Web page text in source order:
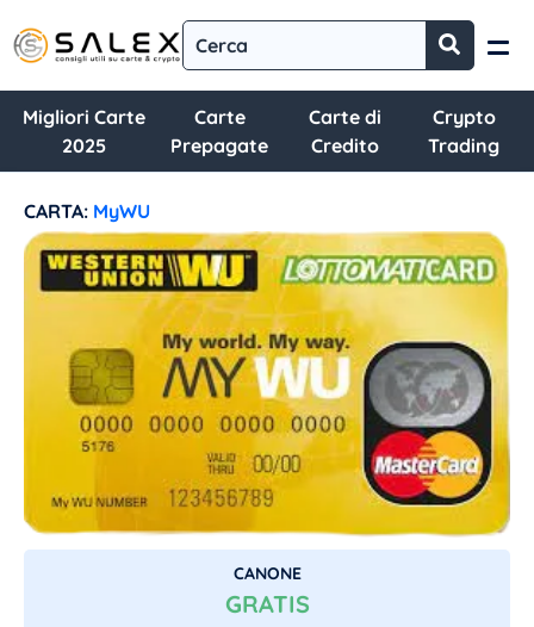
Migliori Carte
2025
Carte
Prepagate
Carte di
Credito
Crypto
Trading
CARTA: MyWU
CANONE
GRATIS